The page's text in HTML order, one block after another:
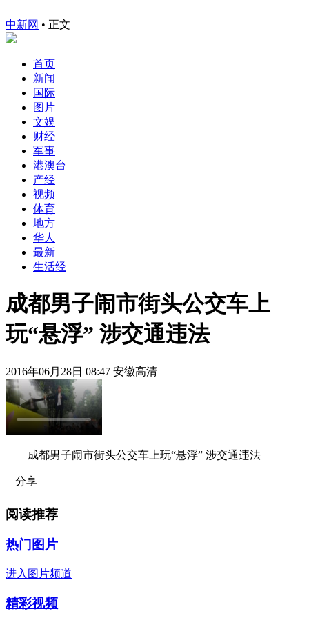
中新网 • 正文
首页
新闻
国际
图片
文娱
财经
军事
港澳台
产经
视频
体育
地方
华人
最新
生活经
成都男子闹市街头公交车上
玩“悬浮” 涉交通违法
2016年06月28日 08:47 安徽高清
成都男子闹市街头公交车上玩“悬浮” 涉交通违法
分享
阅读推荐
热门图片
进入图片频道
精彩视频